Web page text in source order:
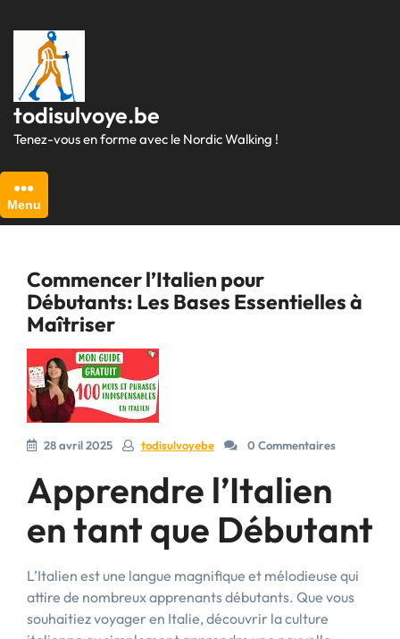
au
contenu
todisulvoye.be
Tenez-vous en forme avec le Nordic Walking !
Menu
Commencer l’Italien pour
Débutants: Les Bases Essentielles à
Maîtriser
28 avril 2025 todisulvoyebe 0 Commentaires
Apprendre l’Italien
en tant que Débutant
L’Italien est une langue magnifique et mélodieuse qui
attire de nombreux apprenants débutants. Que vous
souhaitiez voyager en Italie, découvrir la culture